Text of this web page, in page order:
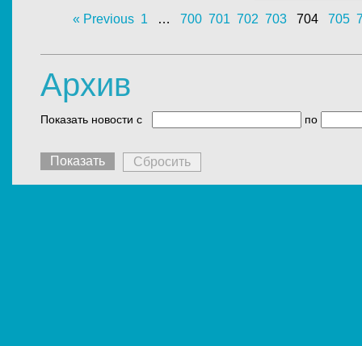
« Previous 1 … 700 701 702 703 704 705
Архив
Показать новости c по
Сбросить